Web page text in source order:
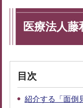
医療法人
目次
紹介する「面倒